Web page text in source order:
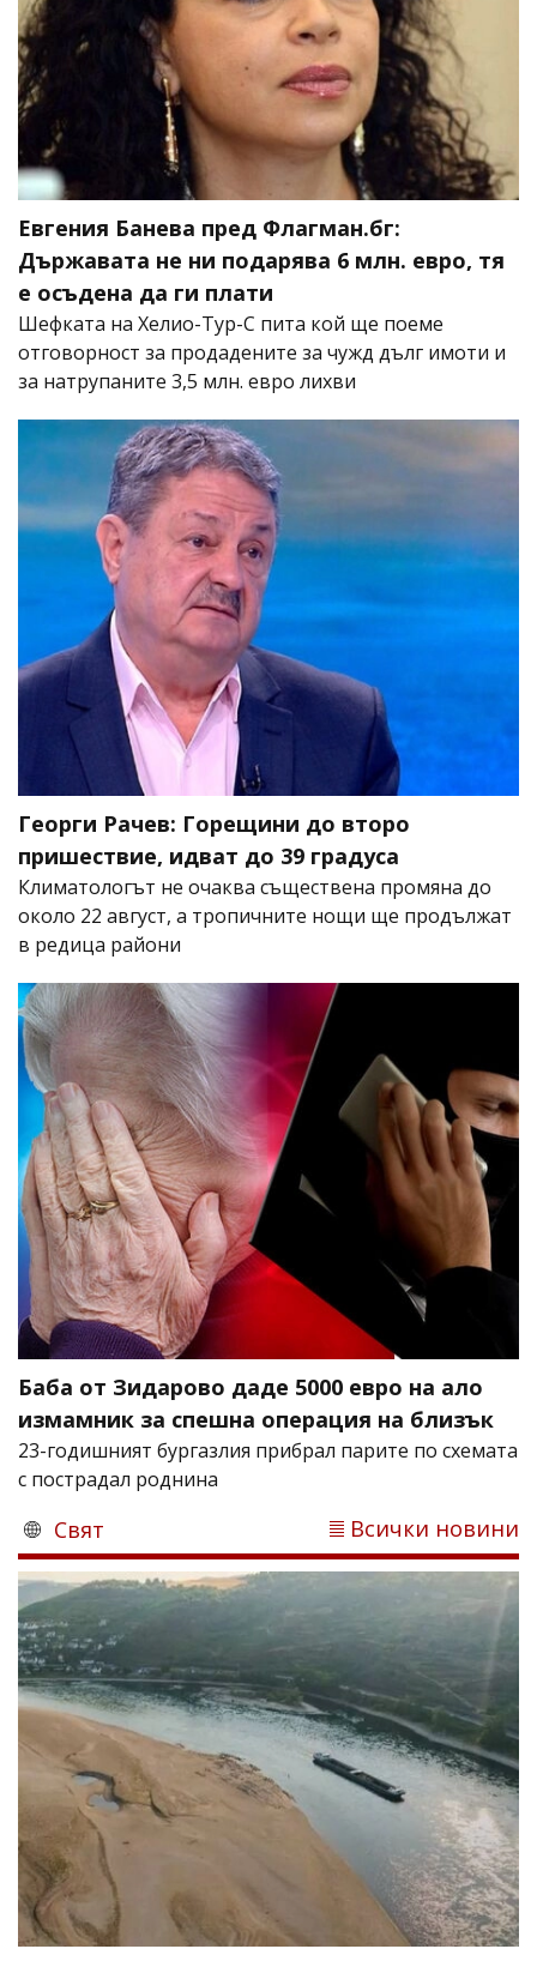
Евгения Банева пред Флагман.бг:
Държавата не ни подарява 6 млн. евро, тя
е осъдена да ги плати
Шефката на Хелио-Тур-С пита кой ще поеме
отговорност за продадените за чужд дълг имоти и
за натрупаните 3,5 млн. евро лихви
Георги Рачев: Горещини до второ
пришествие, идват до 39 градуса
Климатологът не очаква съществена промяна до
около 22 август, а тропичните нощи ще продължат
в редица райони
Баба от Зидарово даде 5000 евро на ало
измамник за спешна операция на близък
23-годишният бургазлия прибрал парите по схемата
с пострадал роднина
Свят Всички новини